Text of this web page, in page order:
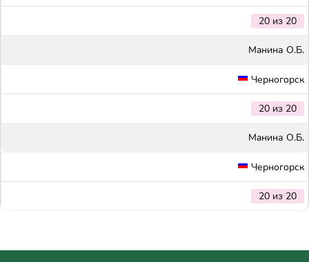
20 из 20
Maнина О.Б.
Черногорск
20 из 20
Maнина О.Б.
Черногорск
20 из 20